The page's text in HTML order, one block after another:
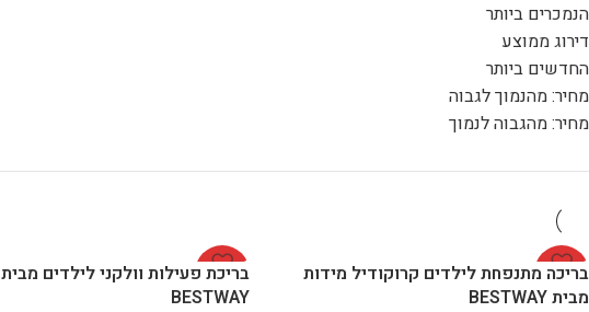
הנמכרים ביותר
דירוג ממוצע
החדשים ביותר
מחיר: מהנמוך לגבוה
מחיר: מהגבוה לנמוך
-62%
בריכה מתנפחת לילדים קרוקודיל מידות
מבית BESTWAY
-43%
בריכת פעילות וולקני לילדים מבית
BESTWAY